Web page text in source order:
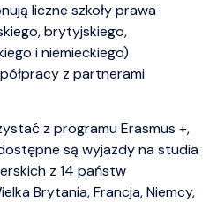
liczne szkoły prawa
brytyjskiego,
i niemieckiego)
z partnerami
z programu Erasmus +,
są wyjazdy na studia
z 14 państw
Brytania, Francja, Niemcy,